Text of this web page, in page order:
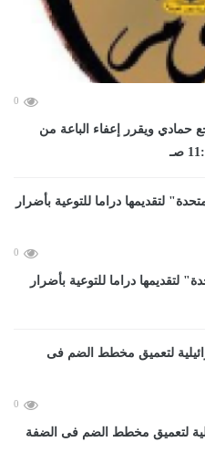
0
حمادي ويقرر إعفاء الباعة من
0
لتقديمها دراما للتوعية بأضرار
0
لتعميق مخطط الضم فى الضفة